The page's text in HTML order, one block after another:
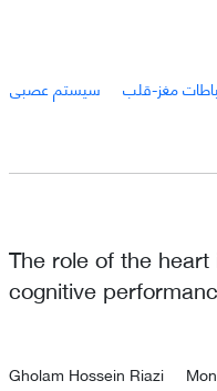
مغز-قلب
سیستم عصبی
The role of the
cognitive
Gholam Hossein Riazi